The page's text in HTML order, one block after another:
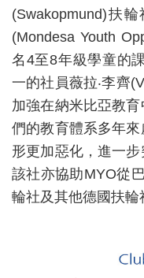
(Swakopmund)扶
(Mondesa Youth
名4至8年級學童的
一的社員薇拉‧李齊
加強在納米比亞教
們的教育體系多年
形更加惡化，進一步
該社亦協助MYO從
輪社及其他德國扶輪